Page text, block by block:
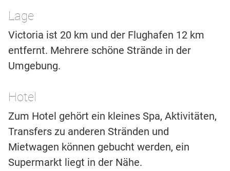
Lage
Victoria ist 20 km und der Flughafen 12 km
entfernt. Mehrere schöne Strände in der
Umgebung.
Hotel
Zum Hotel gehört ein kleines Spa, Aktivitäten,
Transfers zu anderen Stränden und
Mietwagen können gebucht werden, ein
Supermarkt liegt in der Nähe.